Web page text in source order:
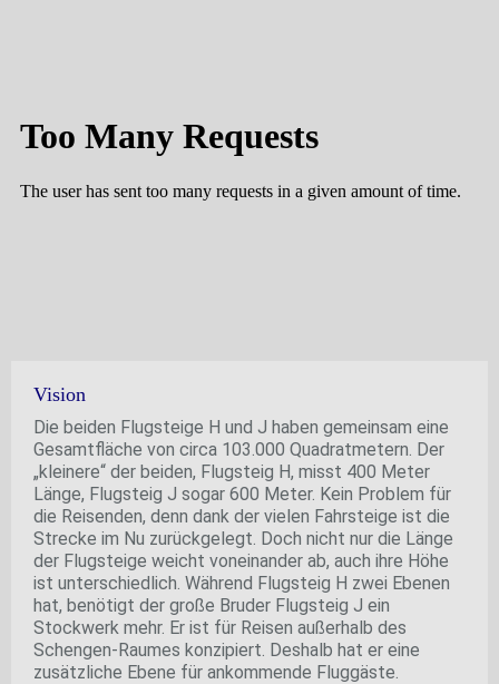
Vision
Die beiden Flugsteige H und J haben gemeinsam eine
Gesamtfläche von circa 103.000 Quadratmetern. Der
„kleinere“ der beiden, Flugsteig H, misst 400 Meter
Länge, Flugsteig J sogar 600 Meter. Kein Problem für
die Reisenden, denn dank der vielen Fahrsteige ist die
Strecke im Nu zurückgelegt. Doch nicht nur die Länge
der Flugsteige weicht voneinander ab, auch ihre Höhe
ist unterschiedlich. Während Flugsteig H zwei Ebenen
hat, benötigt der große Bruder Flugsteig J ein
Stockwerk mehr. Er ist für Reisen außerhalb des
Schengen-Raumes konzipiert. Deshalb hat er eine
zusätzliche Ebene für ankommende Fluggäste.